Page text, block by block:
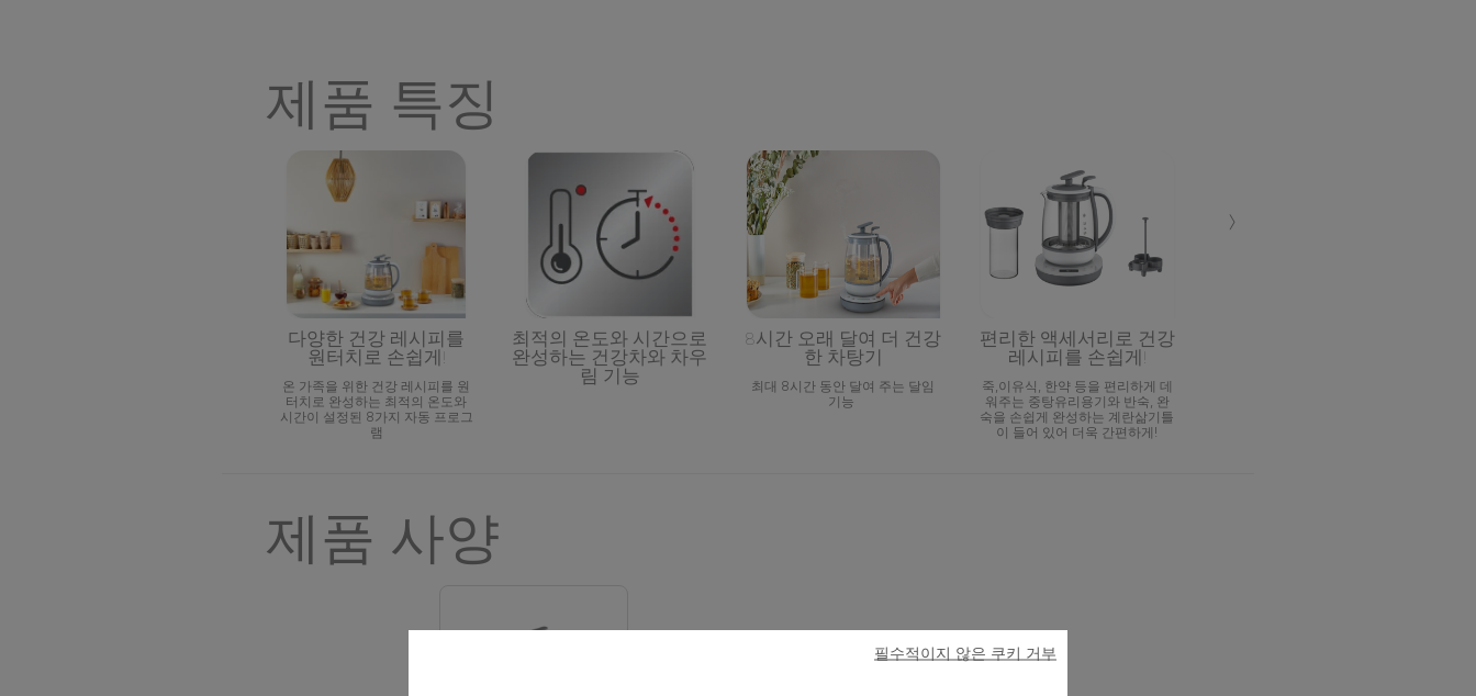
제품 특징
다양한 건강 레시피를
원터치로 손쉽게!
온 가족을 위한 건강 레시피를 원
터치로 완성하는 최적의 온도와
시간이 설정된 8가지 자동 프로그
램
최적의 온도와 시간으로
완성하는 건강차와 차우
림 기능
8시간 오래 달여 더 건강
한 차탕기
최대 8시간 동안 달여 주는 달임
기능
편리한 액세서리로 건강
레시피를 손쉽게!
죽,이유식, 한약 등을 편리하게 데
워주는 중탕유리용기와 반숙, 완
숙을 손쉽게 완성하는 계란삶기틀
이 들어 있어 더욱 간편하게!
›
제품 사양
필수적이지 않은 쿠키 거부